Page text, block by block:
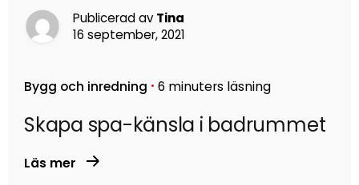
Bygg och inredning 6 minuters läsning
Publicerad av Tina
16 september, 2021
Skapa spa-känsla i badrummet
Läs mer